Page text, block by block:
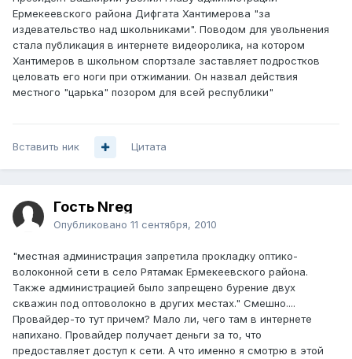
Ермекеевского района Дифгата Хантимерова "за
издевательство над школьниками". Поводом для увольнения
стала публикация в интернете видеоролика, на котором
Хантимеров в школьном спортзале заставляет подростков
целовать его ноги при отжимании. Он назвал действия
местного "царька" позором для всей республики"
Вставить ник Цитата
Гость Nreg
Опубликовано 11 сентября, 2010
"местная администрация запретила прокладку оптико-
волоконной сети в село Рятамак Ермекеевского района.
Также администрацией было запрещено бурение двух
скважин под оптоволокно в других местах." Смешно....
Провайдер-то тут причем? Мало ли, чего там в интернете
напихано. Провайдер получает деньги за то, что
предоставляет доступ к сети. А что именно я смотрю в этой